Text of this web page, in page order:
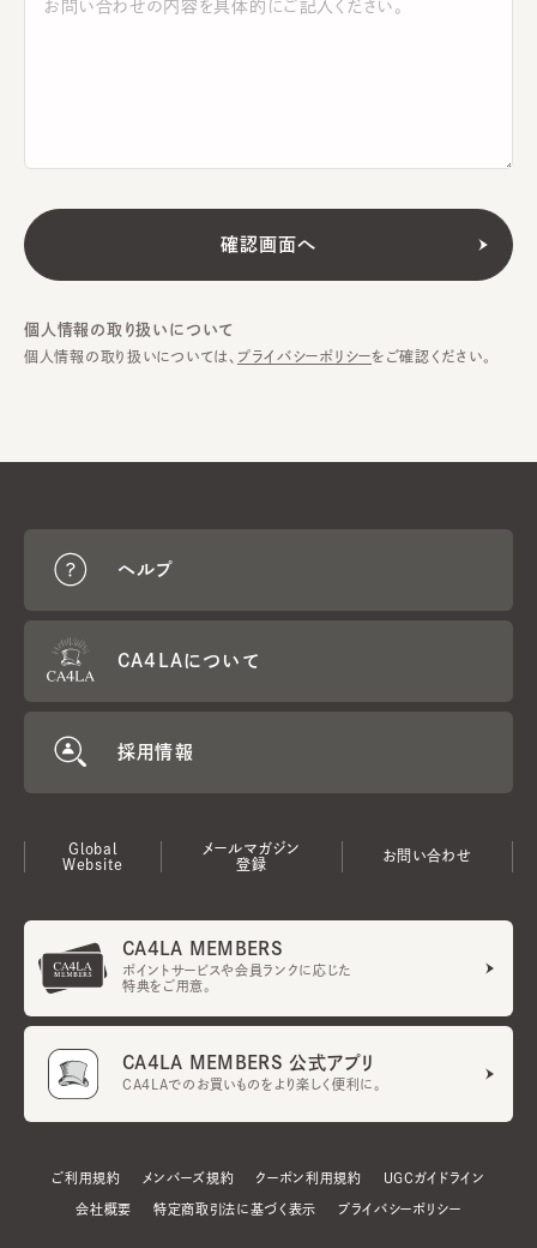
個人情報の取り扱いについて
個人情報の取り扱いについては、 プライバシーポリシーをご確認ください。
ヘルプ
CA4LAについて
採用情報
Global
Website
メールマガジン
登録
お問い合わせ
CA4LA MEMBERS
ポイントサービスや会員ランクに応じた
特典をご用意。
CA4LA MEMBERS 公式アプリ
CA4LAでのお買いものをより楽しく便利に。
ご利用規約 メンバーズ規約 クーポン利用規約 UGCガイドライン
会社概要 特定商取引法に基づく表示 プライバシーポリシー